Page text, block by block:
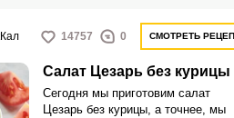
14757 0 СМОТРЕТЬ
Салат Цезарь без курицы
Сегодня мы приготовим салат
Цезарь без курицы, а точнее, мы